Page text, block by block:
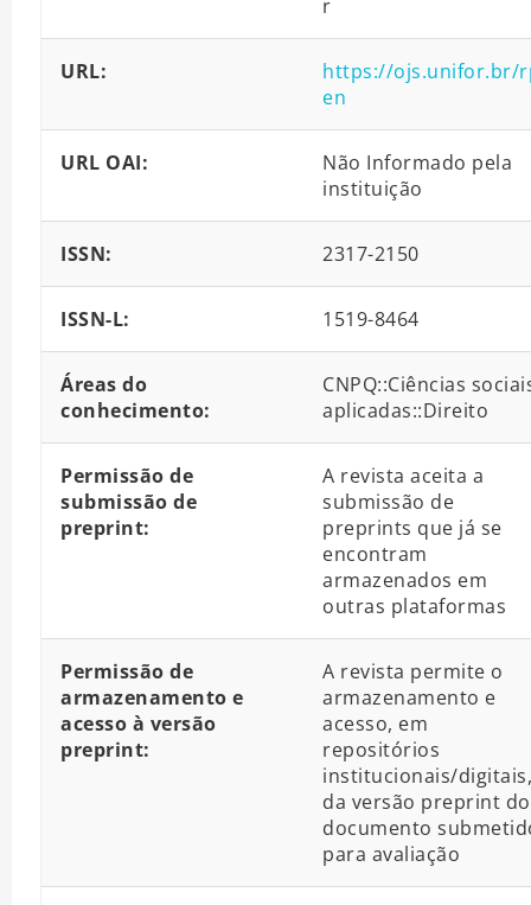
r
URL:
https://ojs.unifor.br/
en
URL OAI:
Não Informado pela
instituição
ISSN: 2317-2150
ISSN-L: 1519-8464
Áreas do
conhecimento:
CNPQ::Ciências
aplicadas::Direito
Permissão de
submissão de
preprint:
A revista aceita a
submissão de
preprints que já se
encontram
armazenados em
outras plataformas
Permissão de
armazenamento e
acesso à versão
preprint:
A revista permite o
armazenamento e
acesso, em
repositórios
institucionais/digitais,
da versão preprint do
documento
para avaliação